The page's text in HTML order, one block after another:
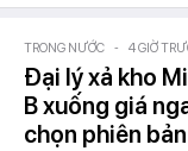
TRONG NƯỚC - 4 GIỜ
Đại lý xả kho
B xuống giá
chọn phiên bản